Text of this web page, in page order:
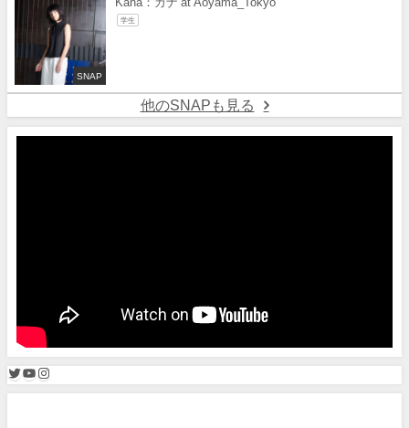
SNAP
Kana：カナ at Aoyama_Tokyo
学生
他のSNAPも見る